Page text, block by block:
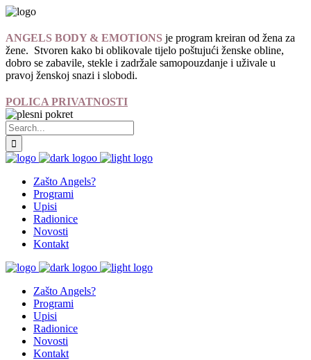
ANGELS BODY & EMOTIONS je program kreiran od žena za
žene. Stvoren kako bi oblikovale tijelo poštujući ženske obline,
dobro se zabavile, stekle i zadržale samopouzdanje i uživale u
pravoj ženskoj snazi i slobodi.
POLICA PRIVATNOSTI
Zašto Angels?
Programi
Upisi
Radionice
Novosti
Kontakt
Zašto Angels?
Programi
Upisi
Radionice
Novosti
Kontakt